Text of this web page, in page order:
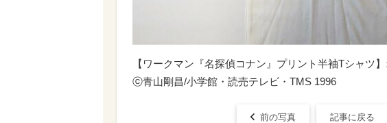
【ワークマン『名探偵コナン』プリント半袖Tシャツ
ⓒ青山剛昌/小学館・読売テレビ・TMS 1996
前の写真 記事に戻る